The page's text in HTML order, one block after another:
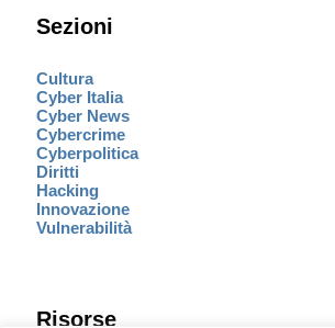
Sezioni
Cultura
Cyber Italia
Cyber News
Cybercrime
Cyberpolitica
Diritti
Hacking
Innovazione
Vulnerabilità
Risorse